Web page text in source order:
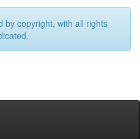
by copyright, with all rights